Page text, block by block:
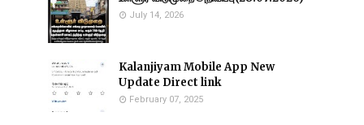
July 14, 2026
Kalanjiyam Mobile App New
Update Direct link
February 07, 2025